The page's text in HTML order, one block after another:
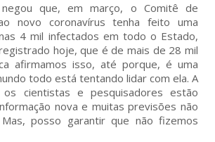
que, em março, o Comitê de
novo coronavírus tenha feito uma
4 mil infectados em todo o Estado,
hoje, que é de mais de 28 mil
afirmamos isso, até porque, é uma
todo está tentando lidar com ela. A
cientistas e pesquisadores estão
nova e muitas previsões não
posso garantir que não fizemos